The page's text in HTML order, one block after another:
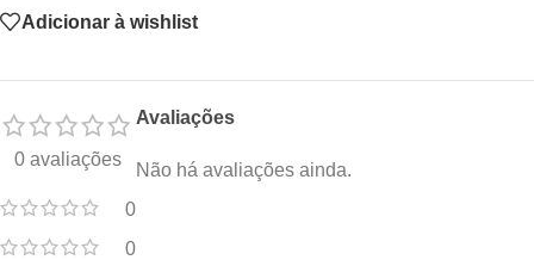
Adicionar à wishlist
0 avaliações
0
0
Avaliações
Não há avaliações ainda.